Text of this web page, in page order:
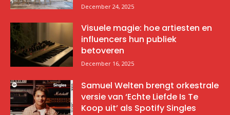
December 24, 2025
Visuele magie: hoe artiesten en
influencers hun publiek
betoveren
December 16, 2025
Samuel Welten brengt orkestrale
versie van ‘Echte Liefde Is Te
Koop uit’ als Spotify Singles